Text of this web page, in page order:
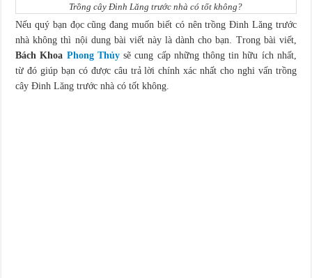
Trồng cây Đinh Lăng trước nhà có tốt không?
Nếu quý bạn đọc cũng đang muốn biết có nên trồng Đinh Lăng trước
nhà không thì nội dung bài viết này là dành cho bạn. Trong bài viết,
Bách Khoa Phong Thủysẽ cung cấp những thông tin hữu ích nhất,
từ đó giúp bạn có được câu trả lời chính xác nhất cho nghi vấn trồng
cây Đinh Lăng trước nhà có tốt không.